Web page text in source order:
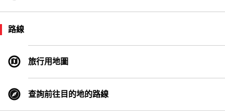
渡輪乘坐點
路線
旅行用地圖
查詢前往目的地的路線